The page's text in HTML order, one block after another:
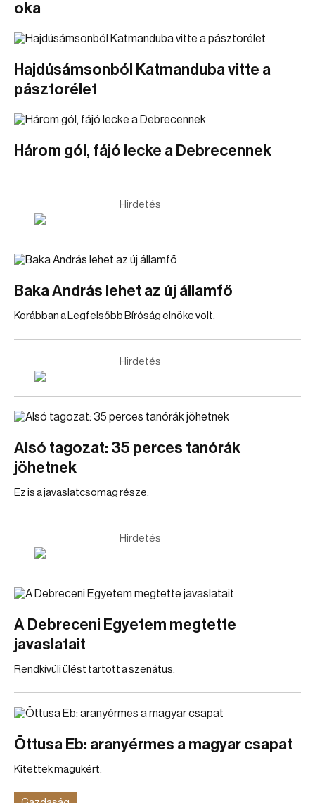
oka
Hajdúsámsonból Katmanduba vitte a
pásztorélet
Három gól, fájó lecke a Debrecennek
Hirdetés
Baka András lehet az új államfő
Korábban a Legfelsőbb Bíróság elnöke volt.
Hirdetés
Alsó tagozat: 35 perces tanórák
jöhetnek
Ez is a javaslatcsomag része.
Hirdetés
A Debreceni Egyetem megtette
javaslatait
Rendkívüli ülést tartott a szenátus.
Öttusa Eb: aranyérmes a magyar csapat
Kitettek magukért.